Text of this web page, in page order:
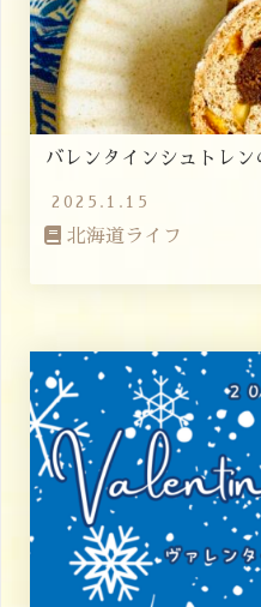
バレンタインシュトレン
2025.1.15
北海道ライフ